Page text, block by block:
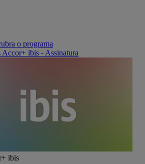
o programa
ibis - Assinatura
ibis